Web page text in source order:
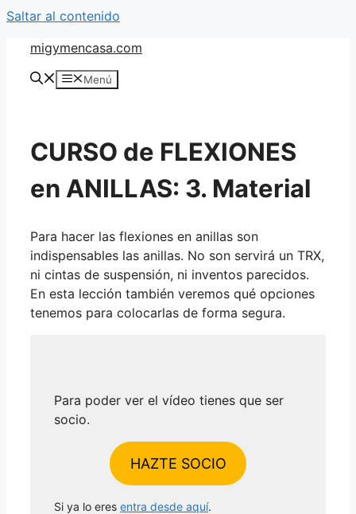
Saltar al contenido
migymencasa.com
Menú
CURSO de FLEXIONES
en ANILLAS: 3. Material
Para hacer las flexiones en anillas son
indispensables las anillas. No son servirá un TRX,
ni cintas de suspensión, ni inventos parecidos.
En esta lección también veremos qué opciones
tenemos para colocarlas de forma segura.
Para poder ver el vídeo tienes que ser
socio.
HAZTE SOCIO
Si ya lo eres entra desde aquí.